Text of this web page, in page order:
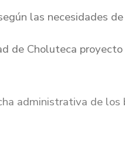
las necesidades
de Choluteca
administrativa de los